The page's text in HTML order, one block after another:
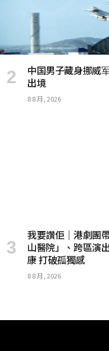
中国男子藏身挪威
出境
8 8 月, 2026
我要讚佢｜港劇團
山醫院」、跨區演
康 打破孤獨感
8 8 月, 2026